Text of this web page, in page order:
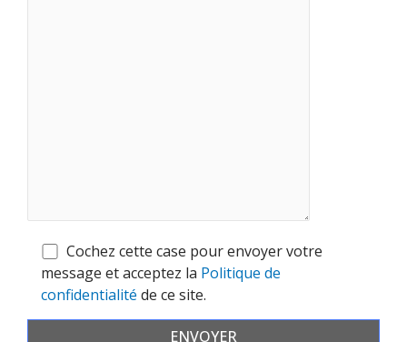
Cochez cette case pour envoyer votre
message et acceptez la Politique de
confidentialité de ce site.